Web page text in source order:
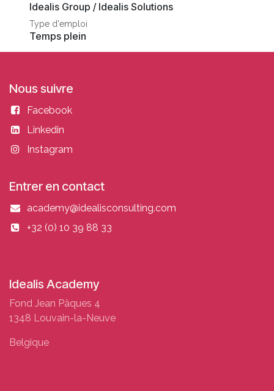
Idealis Group / Idealis Solutions
Type d'emploi
Temps plein
Nous suivre
Facebook
Linkedin
Instagram
Entrer en contact
academy@idealisconsulting.com
+32 (0) 10 39 88 33
Idealis Academy
Fond Jean Pâques 4
1348 Louvain-la-Neuve
Belgique